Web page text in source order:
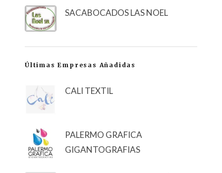
SACABOCADOS LAS NOEL
Últimas Empresas Añadidas
CALI TEXTIL
PALERMO GRAFICA
GIGANTOGRAFIAS